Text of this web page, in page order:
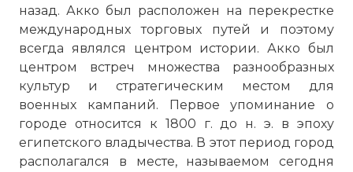
назад. Акко был расположен на перекрестке
международных торговых путей и поэтому
всегда являлся центром истории. Акко был
центром встреч множества разнообразных
культур и стратегическим местом для
военных кампаний. Первое упоминание о
городе относится к 1800 г. до н. э. в эпоху
египетского владычества. В этот период город
располагался в месте, называемом сегодня